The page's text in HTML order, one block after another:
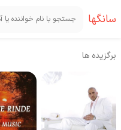
سانگها
برگزیده ها